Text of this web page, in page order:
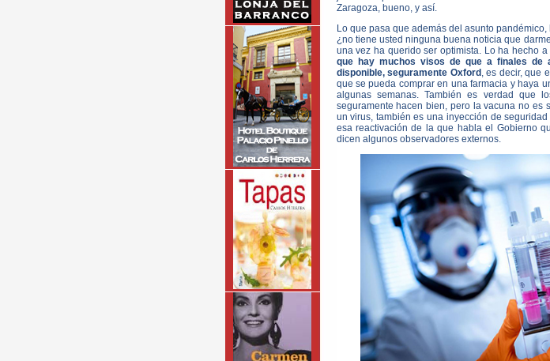
Zaragoza, bueno, y así.
Lo que pasa que además del asunto
¿no tiene usted ninguna buena noticia que
una vez ha querido ser optimista. Lo ha hecho
que hay muchos visos de que a finales de
disponible, seguramente Oxford , es decir, que
que se pueda comprar en una farmacia y haya
algunas semanas. También es verdad que
seguramente hacen bien, pero la vacuna no es
un virus, también es una inyección de
esa reactivación de la que habla el Gobierno
dicen algunos observadores externos.